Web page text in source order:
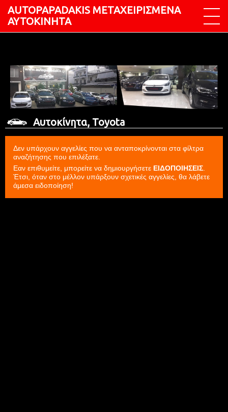
ΑUTOPAPADAKIS ΜΕΤΑΧΕΙΡΙΣΜΕΝΑ
ΑΥΤΟΚΙΝΗΤΑ
Αυτοκίνητα, Toyota
Δεν υπάρχουν αγγελίες που να ανταποκρίνονται στα φίλτρα
αναζήτησης που επιλέξατε.
Εαν επιθυμείτε, μπορείτε να δημιουργήσετε ΕΙΔΟΠΟΙΗΣΕΙΣ
Έτσι, όταν στο μέλλον υπάρξουν σχετικές αγγελίες, θα λάβετε
άμεσα ειδοποίηση!